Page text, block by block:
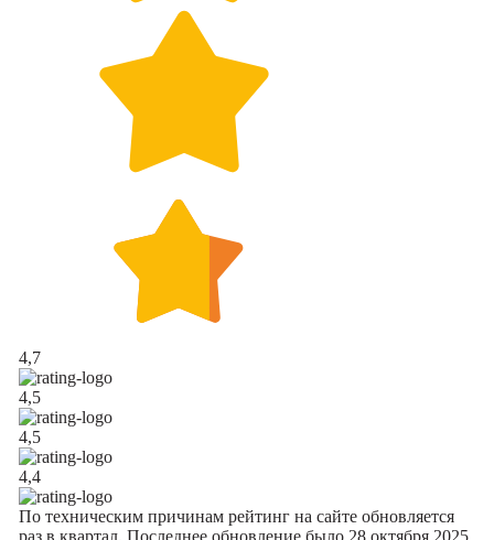
4,7
4,5
4,5
4,4
По техническим причинам рейтинг на сайте обновляется
раз в квартал. Последнее обновление было 28 октября 2025